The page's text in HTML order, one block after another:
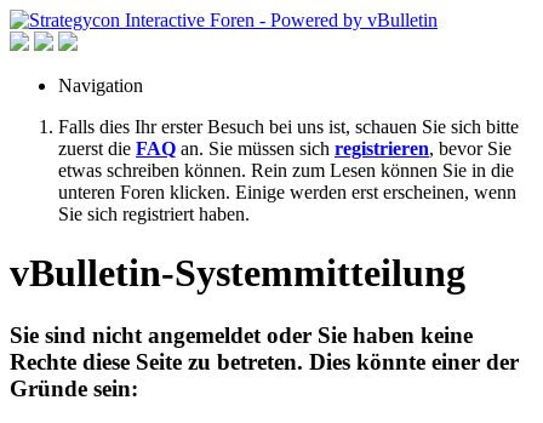
Navigation
Falls dies Ihr erster Besuch bei uns ist, schauen Sie sich bitte
zuerst die FAQ an. Sie müssen sich registrieren, bevor Sie
etwas schreiben können. Rein zum Lesen können Sie in die
unteren Foren klicken. Einige werden erst erscheinen, wenn
Sie sich registriert haben.
vBulletin-Systemmitteilung
Sie sind nicht angemeldet oder Sie haben keine
Rechte diese Seite zu betreten. Dies könnte einer der
Gründe sein: